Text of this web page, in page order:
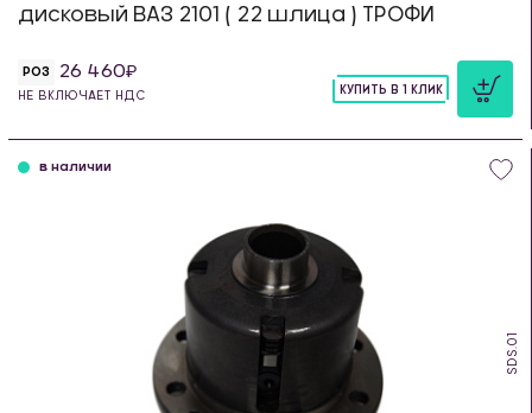
дисковый ВАЗ 2101 ( 22 шлица ) ТРОФИ
РОЗ 26 460
НЕ ВКЛЮЧАЕТ НДС
КУПИТЬ В 1 КЛИК
SDS.01
в наличии